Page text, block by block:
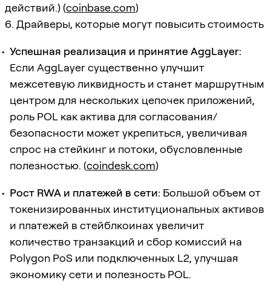
действий.) (coinbase.com)
6. Драйверы, которые могут повысить стоимость
Успешная реализация и принятие AggLayer:
Если AggLayer существенно улучшит
межсетевую ликвидность и станет маршрутным
центром для нескольких цепочек приложений,
роль POL как актива для согласования/
безопасности может укрепиться, увеличивая
спрос на стейкинг и потоки, обусловленные
полезностью. (coindesk.com)
Рост RWA и платежей в сети: Большой объем от
токенизированных институциональных активов
и платежей в стейблкоинах увеличит
количество транзакций и сбор комиссий на
Polygon PoS или подключенных L2, улучшая
экономику сети и полезность POL.